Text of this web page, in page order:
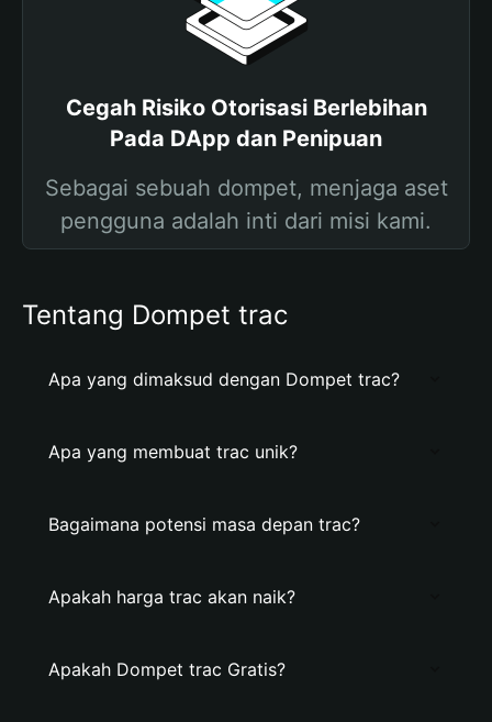
Cegah Risiko Otorisasi Berlebihan
Pada DApp dan Penipuan
Sebagai sebuah dompet, menjaga aset
pengguna adalah inti dari misi kami.
Tentang Dompet trac
Apa yang dimaksud dengan Dompet trac?
Apa yang membuat trac unik?
Bagaimana potensi masa depan trac?
Apakah harga trac akan naik?
Apakah Dompet trac Gratis?